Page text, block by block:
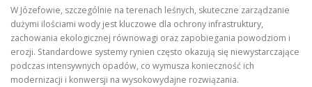
W Józefowie, szczególnie na terenach leśnych, skuteczne zarządzanie
dużymi ilościami wody jest kluczowe dla ochrony infrastruktury,
zachowania ekologicznej równowagi oraz zapobiegania powodziom i
erozji. Standardowe systemy rynien często okazują się niewystarczające
podczas intensywnych opadów, co wymusza konieczność ich
modernizacji i konwersji na wysokowydajne rozwiązania.